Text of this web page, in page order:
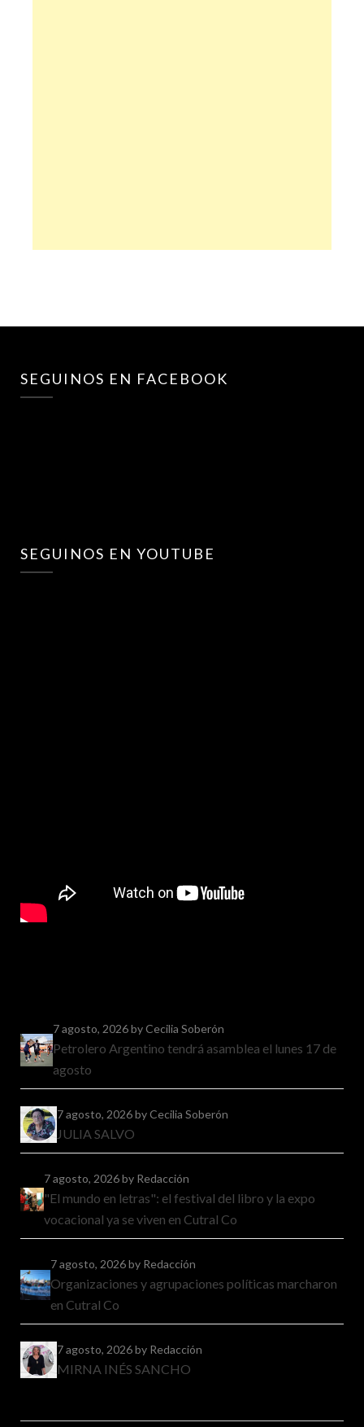
SEGUINOS EN FACEBOOK
SEGUINOS EN YOUTUBE
7 agosto, 2026by Cecilia Soberón
Petrolero Argentino tendrá asamblea el lunes 17 de
agosto
7 agosto, 2026by Cecilia Soberón
JULIA SALVO
7 agosto, 2026by Redacción
"El mundo en letras": el festival del libro y la expo
vocacional ya se viven en Cutral Co
7 agosto, 2026by Redacción
Organizaciones y agrupaciones políticas marcharon
en Cutral Co
7 agosto, 2026by Redacción
MIRNA INÉS SANCHO